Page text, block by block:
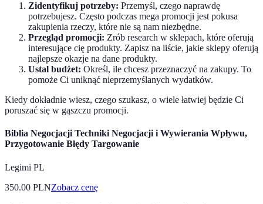
Zidentyfikuj potrzeby: Przemyśl, czego naprawdę
potrzebujesz. Często podczas mega promocji jest pokusa
zakupienia rzeczy, które nie są nam niezbędne.
Przegląd promocji: Zrób research w sklepach, które oferują
interesujące cię produkty. Zapisz na liście, jakie sklepy oferują
najlepsze okazje na dane produkty.
Ustal budżet: Określ, ile chcesz przeznaczyć na zakupy. To
pomoże Ci uniknąć nieprzemyślanych wydatków.
Kiedy dokładnie wiesz, czego szukasz, o wiele łatwiej będzie Ci
poruszać się w gąszczu promocji.
Biblia Negocjacji Techniki Negocjacji i Wywierania Wpływu,
Przygotowanie Błędy Targowanie
Legimi PL
350.00 PLNZobacz cenę